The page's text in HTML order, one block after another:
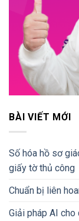
BÀI VIẾT MỚI
Số hóa hồ sơ
giấy tờ thủ công
Chuẩn bị liên
Giải pháp AI